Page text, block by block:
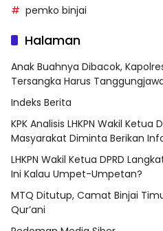
pemko binjai
Halaman
Anak Buahnya Dibacok,
Tersangka Harus
Indeks Berita
KPK Analisis LHKPN Wakil Ketua
Masyarakat Diminta Berikan
LHKPN Wakil Ketua DPRD
Ini Kalau Umpet-Umpetan?
MTQ Ditutup, Camat Binjai
Qur’ani